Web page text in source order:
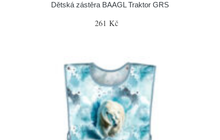
Dětská zástěra BAAGL Traktor GRS
261 Kč